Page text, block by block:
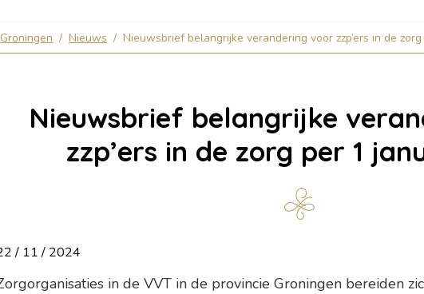
Groningen / Nieuws / Nieuwsbrief belangrijke verandering voor zzp’ers in de
Nieuwsbrief belangrijke
zzp’ers in de zorg per 1
/ 11 / 2024
in de VVT in de provincie Groningen bereiden